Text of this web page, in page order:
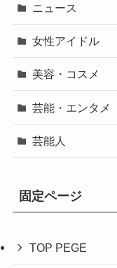
ニュース
女性アイドル
美容・コスメ
芸能・エンタメ
芸能人
固定ページ
TOP PEGE